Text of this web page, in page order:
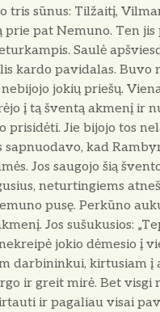
tris sūnus: Tilžaitį,
prie pat Nemuno. Ten jis
Saulė
kardo pavidalas. Buvo
jokių priešų.
į tą šventą akmenį ir
Jie bijo­jo tos
kad
Jos sau­gojo šią
neturtingiems
pusę. Perkūno
Jos sušukusios:
jokio dėmesio į
darbininkui, kirtusiam į
ir greit mirė. Bet
ir pagaliau visai